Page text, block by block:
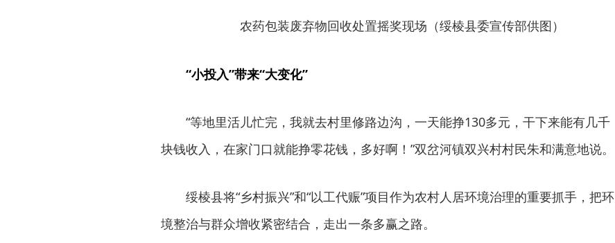
农药包装废弃物回收处置摇奖现场（绥棱县委宣传部供图）
“小投入”带来“大变化”
“等地里活儿忙完，我就去村里修路边沟，一天能挣130多元，干下来能有几千
块钱收入，在家门口就能挣零花钱，多好啊！”双岔河镇双兴村村民朱和满意地说。
绥棱县将“乡村振兴”和“以工代赈”项目作为农村人居环境治理的重要抓手，把环
境整治与群众增收紧密结合，走出一条多赢之路。